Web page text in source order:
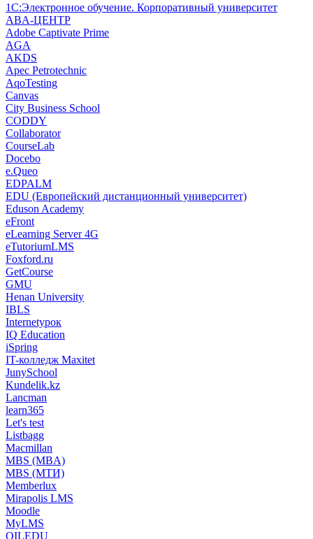
1С:Электронное обучение. Корпоративный университет
ABA-ЦЕНТР
Adobe Captivate Prime
AGA
AKDS
Apec Petrotechnic
AqoTesting
Canvas
City Business School
CODDY
Collaborator
CourseLab
Docebo
e.Queo
EDPALM
EDU (Европейский дистанционный университет)
Eduson Academy
eFront
eLearning Server 4G
eTutoriumLMS
Foxford.ru
GetCourse
GMU
Henan University
IBLS
Internetурок
IQ Education
iSpring
IT-колледж Maxitet
JunySchool
Kundelik.kz
Lancman
learn365
Let's test
Listbagg
Macmillan
MBS (MBA)
MBS (МТИ)
Memberlux
Mirapolis LMS
Moodle
MyLMS
OILEDU